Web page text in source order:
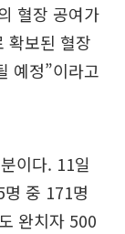
혈장 공여가
확보된 혈장
예정”이라고
이다. 11일
중 171명
완치자 500